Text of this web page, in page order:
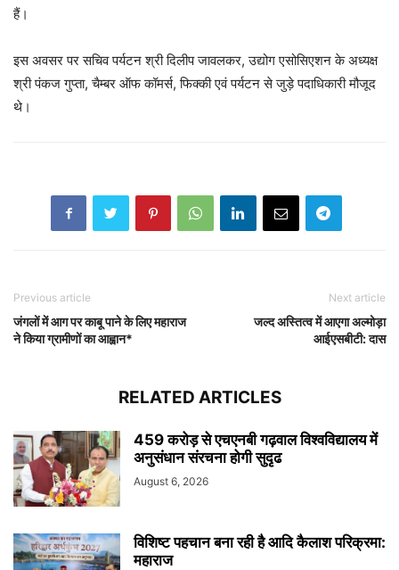
हैं।
इस अवसर पर सचिव पर्यटन श्री दिलीप जावलकर, उद्योग एसोसिएशन के अध्यक्ष
श्री पंकज गुप्ता, चैम्बर ऑफ कॉमर्स, फिक्की एवं पर्यटन से जुड़े पदाधिकारी मौजूद
थे।
Previous article
जंगलों में आग पर काबू पाने के लिए महाराज
ने किया ग्रामीणों का आह्वान*
Next article
जल्द अस्तित्व में आएगा अल्मोड़ा
आईएसबीटी: दास
RELATED ARTICLES
459 करोड़ से एचएनबी गढ़वाल विश्वविद्यालय में
अनुसंधान संरचना होगी सुदृढ
August 6, 2026
विशिष्ट पहचान बना रही है आदि कैलाश परिक्रमा:
महाराज